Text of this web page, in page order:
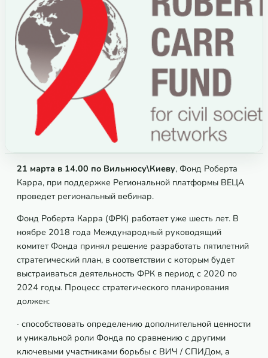
21 марта в 14.00 по Вильнюсу\Киеву, Фонд Роберта
Карра, при поддержке Региональной платформы ВЕЦА
проведет региональный вебинар.
Фонд Роберта Карра (ФРК) работает уже шесть лет. В
ноябре 2018 года Международный руководящий
комитет Фонда принял решение разработать пятилетний
стратегический план, в соответствии с которым будет
выстраиваться деятельность ФРК в период с 2020 по
2024 годы. Процесс стратегического планирования
должен:
∙ способствовать определению дополнительной ценности
и уникальной роли Фонда по сравнению с другими
ключевыми участниками борьбы с ВИЧ / СПИДом, а